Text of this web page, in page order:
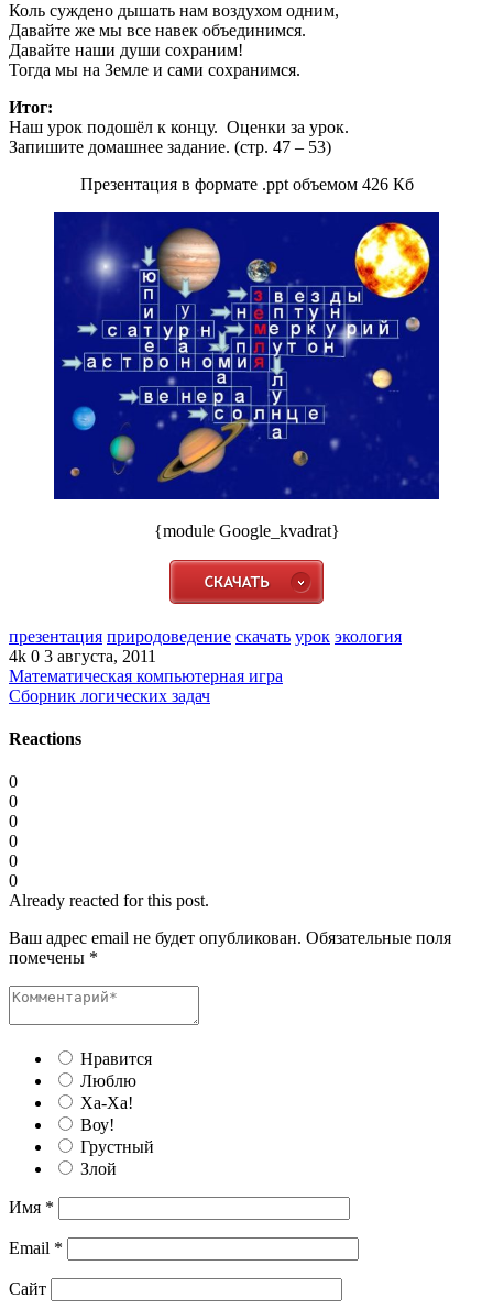
Коль суждено дышать нам воздухом одним,
Давайте же мы все навек объединимся.
Давайте наши души сохраним!
Тогда мы на Земле и сами сохранимся.
Итог:
Наш урок подошёл к концу. Оценки за урок.
Запишите домашнее задание. (стр. 47 – 53)
Презентация в формате .ppt объемом 426 Кб
{module Google_kvadrat}
презентация природоведение скачать урок экология
4k 0 3 августа, 2011
Математическая компьютерная игра
Сборник логических задач
Reactions
0
0
0
0
0
0
Already reacted for this post.
Ваш адрес email не будет опубликован. Обязательные поля
помечены *
Нравится
Люблю
Ха-Ха!
Воу!
Грустный
Злой
Имя *
Email *
Сайт